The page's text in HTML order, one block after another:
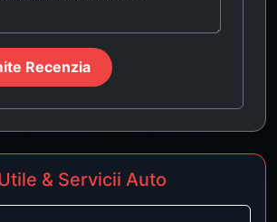
Recenzia
& Servicii Auto